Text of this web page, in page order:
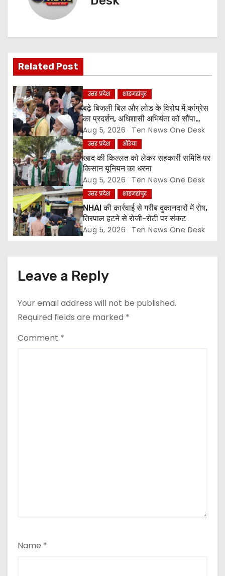
v
g
a
t
i
o
n
Related Post
उत्तर प्रदेश शाहजहांपुर
बढ़े बिजली बिल और लोड के विरोध में कांग्रेस
का प्रदर्शन, अधिशासी अभियंता को सौंपा
ज्ञापन
Aug 5, 2026 Ten News One Desk
उत्तर प्रदेश औरेया
खाद की किल्लत को लेकर सहकारी समिति पर
किसान यूनियन का धरना
Aug 5, 2026 Ten News One Desk
उत्तर प्रदेश शाहजहांपुर
NHAI की कार्रवाई से गरीब दुकानदारों में रोष,
तिरपाल हटने से रोजी-रोटी पर संकट
Aug 5, 2026 Ten News One Desk
Leave a Reply
Your email address will not be published.
Required fields are marked *
Comment *
Name *